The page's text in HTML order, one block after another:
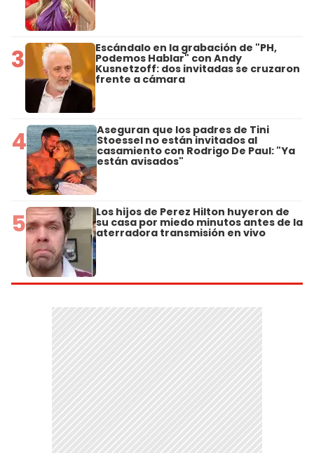
3 Escándalo en la grabación de "PH,
Podemos Hablar" con Andy
Kusnetzoff: dos invitadas se cruzaron
frente a cámara
4 Aseguran que los padres de Tini
Stoessel no están invitados al
casamiento con Rodrigo De Paul: "Ya
están avisados"
5 Los hijos de Perez Hilton huyeron de
su casa por miedo minutos antes de la
aterradora transmisión en vivo